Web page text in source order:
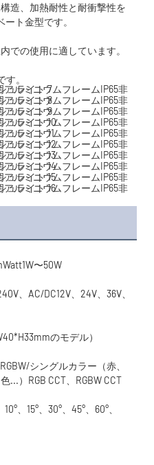
造、加熱耐性と耐衝撃性を
、AC/DC12V、24V、36V、
シングルカラー（赤、
、15°、30°、45°、60°、